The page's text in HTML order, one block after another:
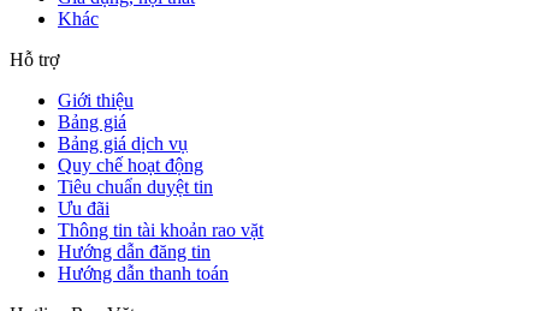
Khác
Hỗ trợ
Giới thiệu
Bảng giá
Bảng giá dịch vụ
Quy chế hoạt động
Tiêu chuẩn duyệt tin
Ưu đãi
Thông tin tài khoản rao vặt
Hướng dẫn đăng tin
Hướng dẫn thanh toán